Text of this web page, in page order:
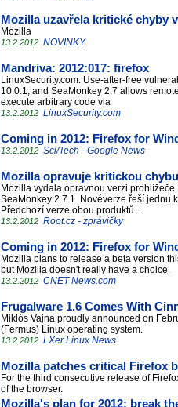
Mozilla uzavřela kritické chyby
Mozilla
13.2.2012 NOVINKY
Mandriva: 2012:017: firefox
LinuxSecurity.com: Use-after-free
10.0.1, and SeaMonkey 2.7 allows
execute arbitrary code via
13.2.2012 LinuxSecurity.com
Coming in 2012: Firefox for
13.2.2012 Sci/Tech - Google News
Mozilla opravuje kritickou
Mozilla vydala opravnou verzi
SeaMonkey 2.7.1. Novéverze řeší jednu
Předchozí verze obou produktů...
13.2.2012 Root.cz - zprávičky
Coming in 2012: Firefox for
Mozilla plans to release a beta version
but Mozilla doesn't really have a choice.
13.2.2012 CNET News.com
Frugalware 1.6 Comes With
Miklós Vajna proudly announced on
(Fermus) Linux operating system.
13.2.2012 LXer Linux News
Mozilla patches critical Firefox
For the third consecutive release of
of the browser.
Mozilla's plan for 2012: break